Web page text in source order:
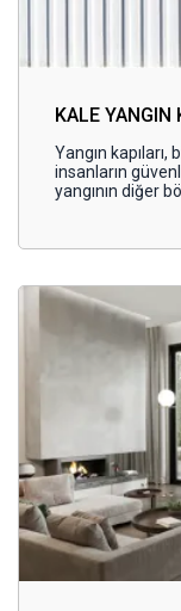
KALE YANGIN
Yangın kapıları,
insanların
yangının diğer
geçişini